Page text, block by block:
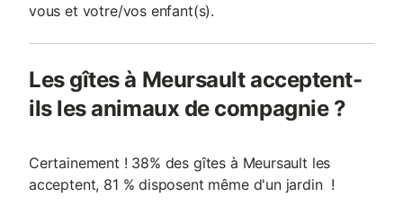
vous et votre/vos enfant(s).
Les gîtes à Meursault acceptent-
ils les animaux de compagnie ?
Certainement ! 38% des gîtes à Meursault les
acceptent, 81 % disposent même d'un jardin !